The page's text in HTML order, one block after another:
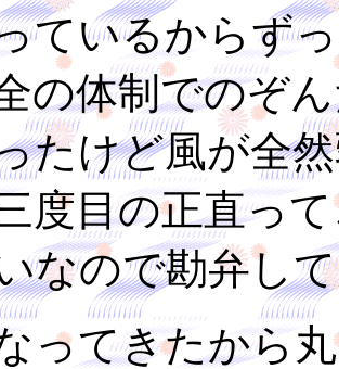
ているからず
の体制でのぞ
たけど風が全
度目の正直っ
なので勘弁し
ってきたから